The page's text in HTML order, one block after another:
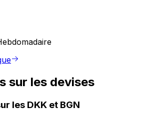
sur les devises
les DKK et BGN